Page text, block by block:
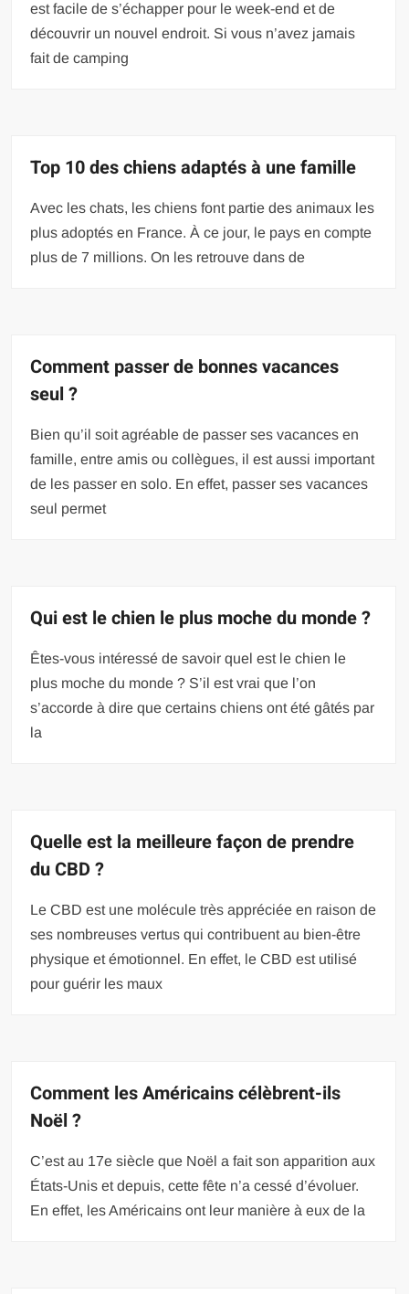
est facile de s’échapper pour le week-end et de
découvrir un nouvel endroit. Si vous n’avez jamais
fait de camping
Top 10 des chiens adaptés à une famille
Avec les chats, les chiens font partie des animaux les
plus adoptés en France. À ce jour, le pays en compte
plus de 7 millions. On les retrouve dans de
Comment passer de bonnes vacances
seul ?
Bien qu’il soit agréable de passer ses vacances en
famille, entre amis ou collègues, il est aussi important
de les passer en solo. En effet, passer ses vacances
seul permet
Qui est le chien le plus moche du monde ?
Êtes-vous intéressé de savoir quel est le chien le
plus moche du monde ? S’il est vrai que l’on
s’accorde à dire que certains chiens ont été gâtés par
la
Quelle est la meilleure façon de prendre
du CBD ?
Le CBD est une molécule très appréciée en raison de
ses nombreuses vertus qui contribuent au bien-être
physique et émotionnel. En effet, le CBD est utilisé
pour guérir les maux
Comment les Américains célèbrent-ils
Noël ?
C’est au 17e siècle que Noël a fait son apparition aux
États-Unis et depuis, cette fête n’a cessé d’évoluer.
En effet, les Américains ont leur manière à eux de la